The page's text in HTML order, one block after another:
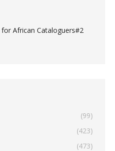
for African Cataloguers#2
(99)
(423)
(473)